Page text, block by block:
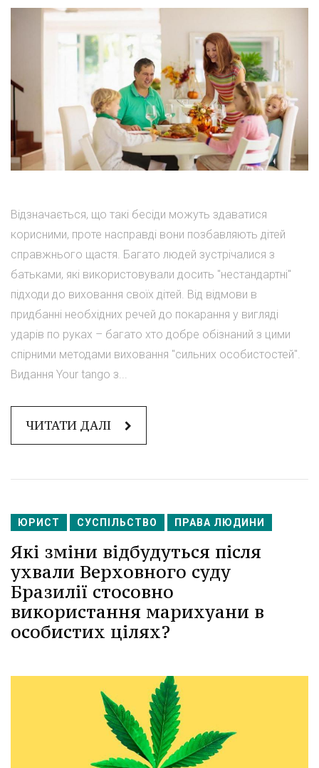
Відзначається, що такі бесіди можуть здаватися
корисними, проте насправді вони позбавляють дітей
справжнього щастя. Багато людей зустрічалися з
батьками, які використовували досить "нестандартні"
підходи до виховання своїх дітей. Від відмови в
придбанні необхідних речей до покарання у вигляді
ударів по руках – багато хто добре обізнаний з цими
спірними методами виховання "сильних особистостей".
Видання Your tango з...
ЧИТАТИ ДАЛІ
ЮРИСТ СУСПІЛЬСТВО ПРАВА ЛЮДИНИ
Які зміни відбудуться після
ухвали Верховного суду
Бразилії стосовно
використання марихуани в
особистих цілях?